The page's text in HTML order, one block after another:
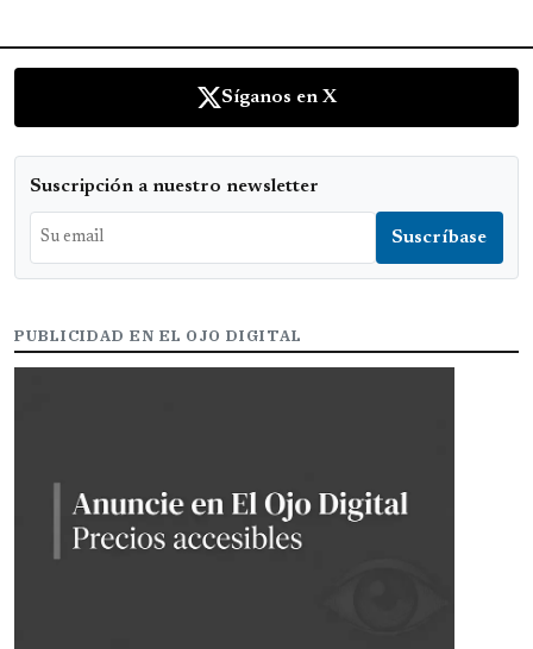
Síganos en X
Suscripción a nuestro newsletter
PUBLICIDAD EN EL OJO DIGITAL